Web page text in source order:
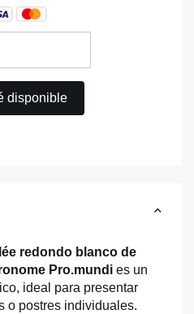
redondo blanco de
Pro.mundi es un
ideal para presentar
o postres individuales.